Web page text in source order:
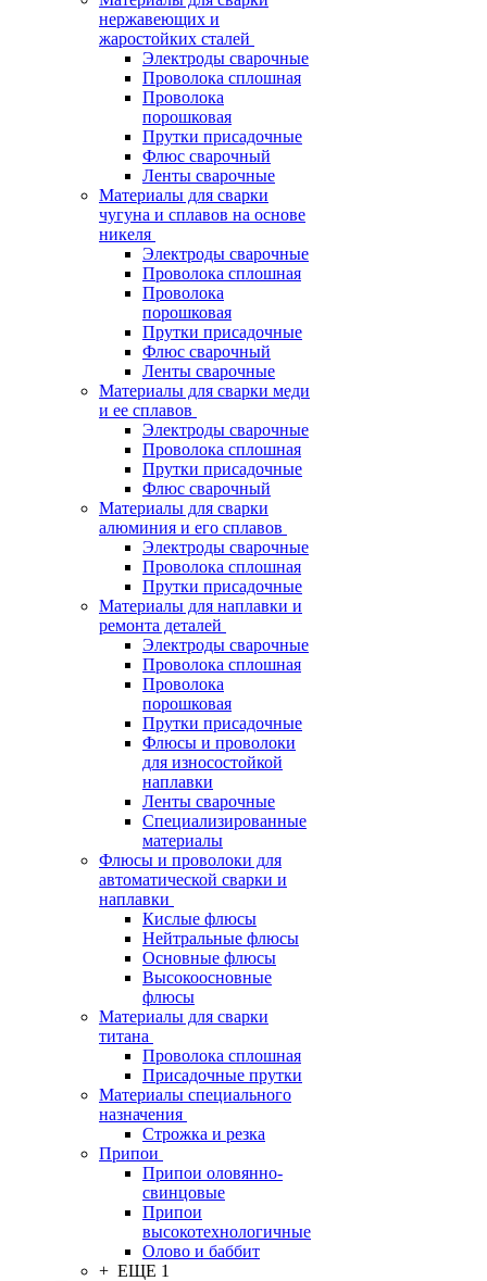
нержавеющих и
жаростойких сталей
Электроды сварочные
Проволока сплошная
Проволока
порошковая
Прутки присадочные
Флюс сварочный
Ленты сварочные
Материалы для сварки
чугуна и сплавов на основе
никеля
Электроды сварочные
Проволока сплошная
Проволока
порошковая
Прутки присадочные
Флюс сварочный
Ленты сварочные
Материалы для сварки меди
и ее сплавов
Электроды сварочные
Проволока сплошная
Прутки присадочные
Флюс сварочный
Материалы для сварки
алюминия и его сплавов
Электроды сварочные
Проволока сплошная
Прутки присадочные
Материалы для наплавки и
ремонта деталей
Электроды сварочные
Проволока сплошная
Проволока
порошковая
Прутки присадочные
Флюсы и проволоки
для износостойкой
наплавки
Ленты сварочные
Специализированные
материалы
Флюсы и проволоки для
автоматической сварки и
наплавки
Кислые флюсы
Нейтральные флюсы
Основные флюсы
Высокоосновные
флюсы
Материалы для сварки
титана
Проволока сплошная
Присадочные прутки
Материалы специального
назначения
Строжка и резка
Припои
Припои оловянно-
свинцовые
Припои
высокотехнологичные
Олово и баббит
+ ЕЩЕ 1